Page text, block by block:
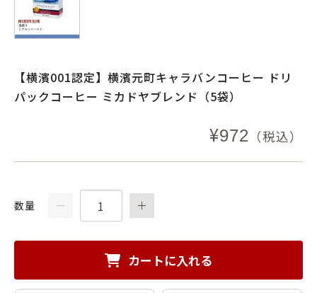
【横濱001認定】横濱元町キャラバンコーヒー ドリ
パックコーヒー ミカドヤブレンド（5袋）
¥972 （税込）
数量
カートに入れる